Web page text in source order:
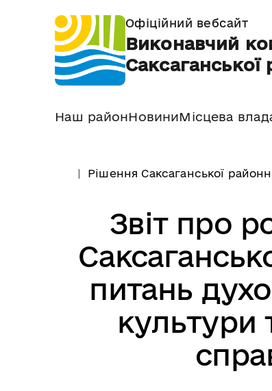
Офіційний вебсайт
Виконавчий
Саксаганської
Наш районНовиниМісцева
Рішення Саксаганської
Звіт про
питань
культури